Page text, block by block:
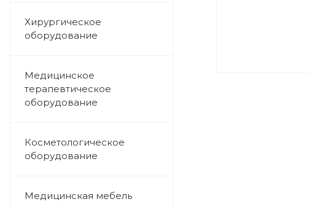
Хирургическое
оборудование
Медицинское
терапевтическое
оборудование
Косметологическое
оборудование
Медицинская мебель